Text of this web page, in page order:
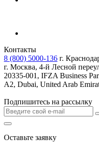
Контакты
8 (800) 5000-136 г.
г. Москва, 4-й Лесной
20335-001, IFZA Business
A2, Dubai, United Arab
Подпишитесь на рассылку
Оставьте заявку